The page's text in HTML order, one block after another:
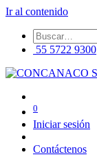
Ir al contenido
55 5722 9300
0
Iniciar sesión
Contáctenos